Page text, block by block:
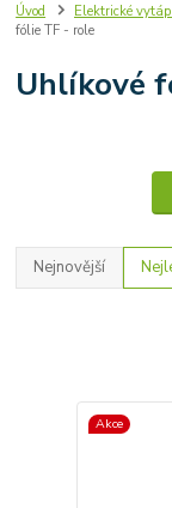
Úvod Elektrické
fólie TF - role
Uhlíkové
Nejnovější
Akce